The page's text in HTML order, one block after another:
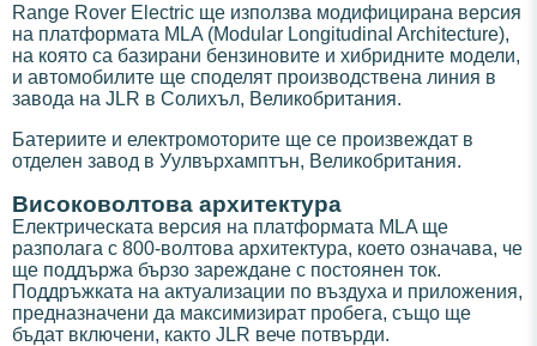
Range Rover Electric ще използва модифицирана версия
на платформата MLA (Modular Longitudinal Architecture),
на която са базирани бензиновите и хибридните модели,
и автомобилите ще споделят производствена линия в
завода на JLR в Солихъл, Великобритания.
Батериите и електромоторите ще се произвеждат в
отделен завод в Уулвърхамптън, Великобритания.
Високоволтова архитектура
Електрическата версия на платформата MLA ще
разполага с 800-волтова архитектура, което означава, че
ще поддържа бързо зареждане с постоянен ток.
Поддръжката на актуализации по въздуха и приложения,
предназначени да максимизират пробега, също ще
бъдат включени, както JLR вече потвърди.